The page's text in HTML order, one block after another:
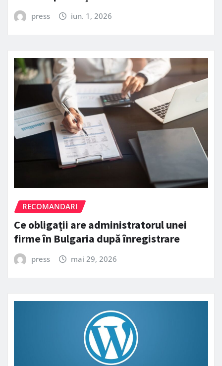
press iun. 1, 2026
RECOMANDARI
Ce obligații are administratorul unei
firme în Bulgaria după înregistrare
press mai 29, 2026